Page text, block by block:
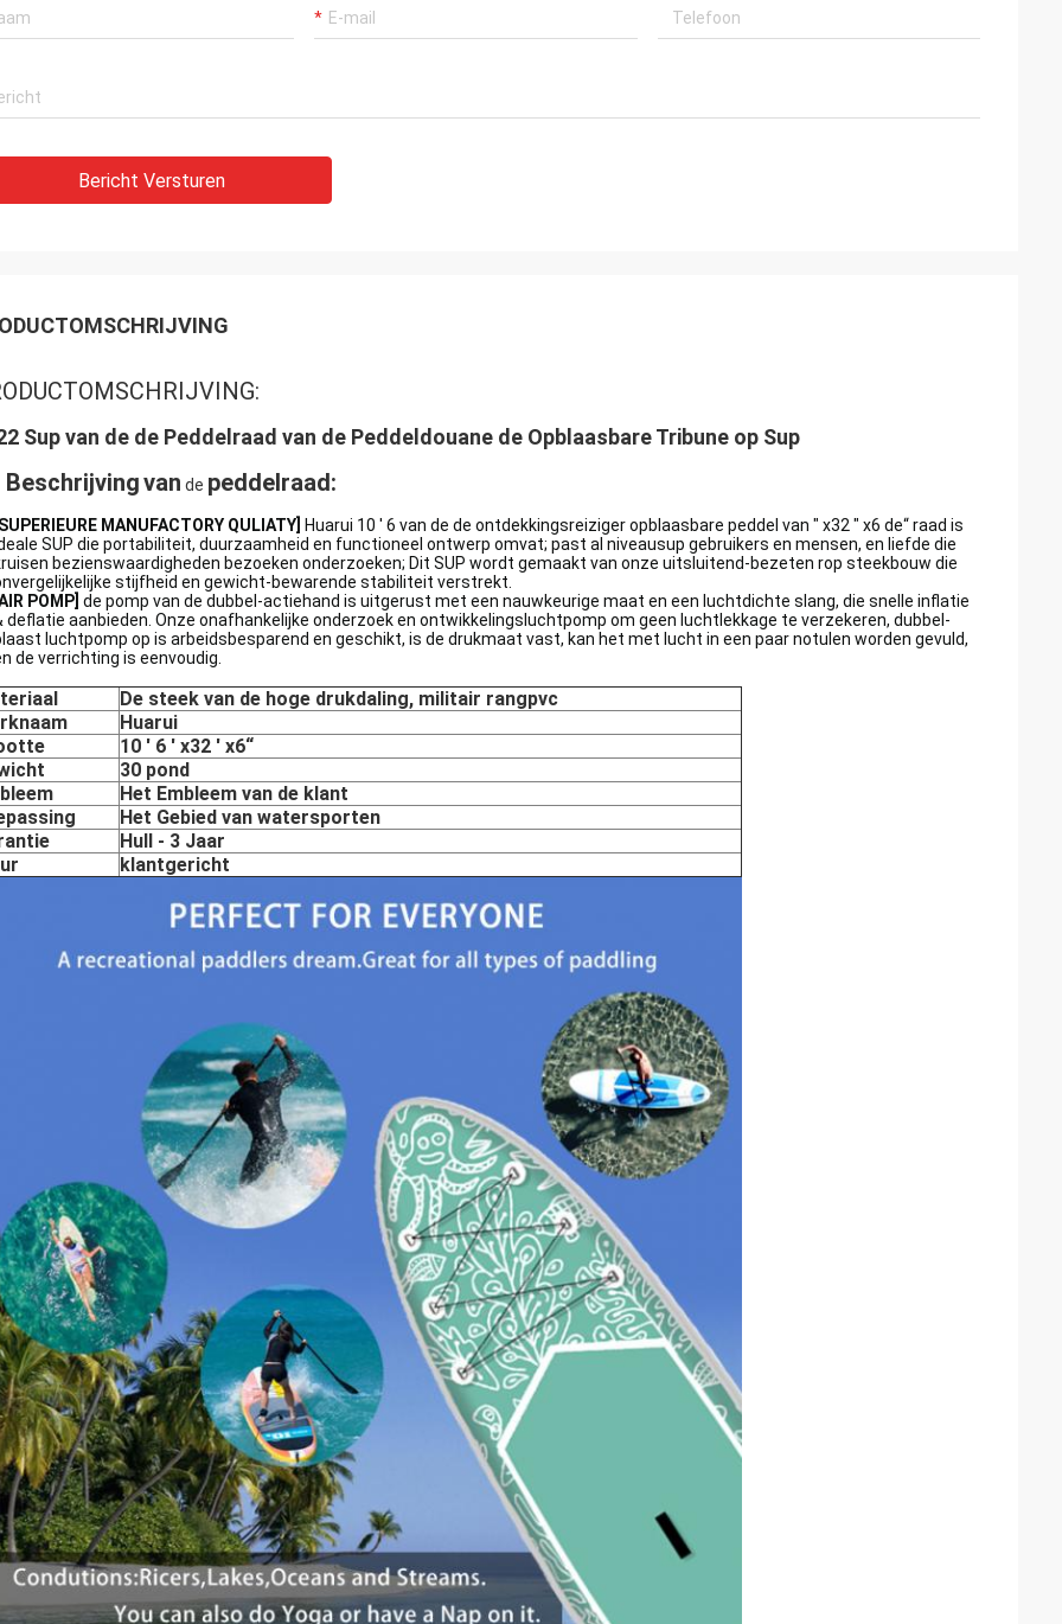
Bericht Versturen
Sup van de de Peddelraad van de Peddeldouane de Opblaasbare Tribune op Sup
Beschrijvingvan de peddelraad:
MANUFACTORY QULIATY] Huarui 10 ' 6 van de de ontdekkingsreiziger opblaasbare peddel van " x32 " x6 de“ raad is
SUP die portabiliteit, duurzaamheid en functioneel ontwerp omvat; past al niveausup gebruikers en mensen, en liefde die
bezienswaardigheden bezoeken onderzoeken; Dit SUP wordt gemaakt van onze uitsluitend-bezeten rop steekbouw die
stijfheid en gewicht-bewarende stabiliteit verstrekt.
POMP] de pomp van de dubbel-actiehand is uitgerust met een nauwkeurige maat en een luchtdichte slang, die snelle inflatie
deflatie aanbieden. Onze onafhankelijke onderzoek en ontwikkelingsluchtpomp om geen luchtlekkage te verzekeren, dubbel-
luchtpomp op is arbeidsbesparend en geschikt, is de drukmaat vast, kan het met lucht in een paar notulen worden gevuld,
de verrichting is eenvoudig.
De steek van de hoge drukdaling, militair rangpvc
Huarui
10 ' 6 ' x32 ' x6“
30 pond
Het Embleem van de klant
Het Gebied van watersporten
Hull - 3 Jaar
klantgericht